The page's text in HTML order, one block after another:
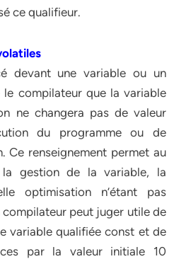
ce qualifieur.
devant une variable ou un
compilateur que la variable
ne changera pas de valeur
du programme ou de
Ce renseignement permet au
la gestion de la variable, la
optimisation n’étant pas
compilateur peut juger utile de
variable qualifiée const et de
par la valeur initiale 10